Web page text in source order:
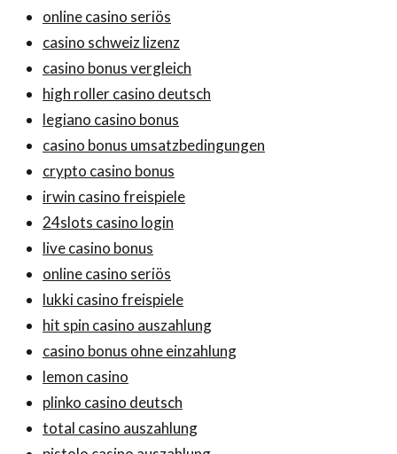
online casino seriös
casino schweiz lizenz
casino bonus vergleich
high roller casino deutsch
legiano casino bonus
casino bonus umsatzbedingungen
crypto casino bonus
irwin casino freispiele
24slots casino login
live casino bonus
online casino seriös
lukki casino freispiele
hit spin casino auszahlung
casino bonus ohne einzahlung
lemon casino
plinko casino deutsch
total casino auszahlung